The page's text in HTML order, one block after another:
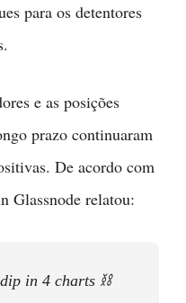
para os detentores
e as posições
prazo continuaram
De acordo com
Glassnode relatou:
dip in 4 charts ⛓️